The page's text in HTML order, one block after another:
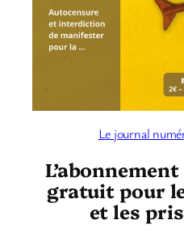
Le journal
gratuit pour
et les